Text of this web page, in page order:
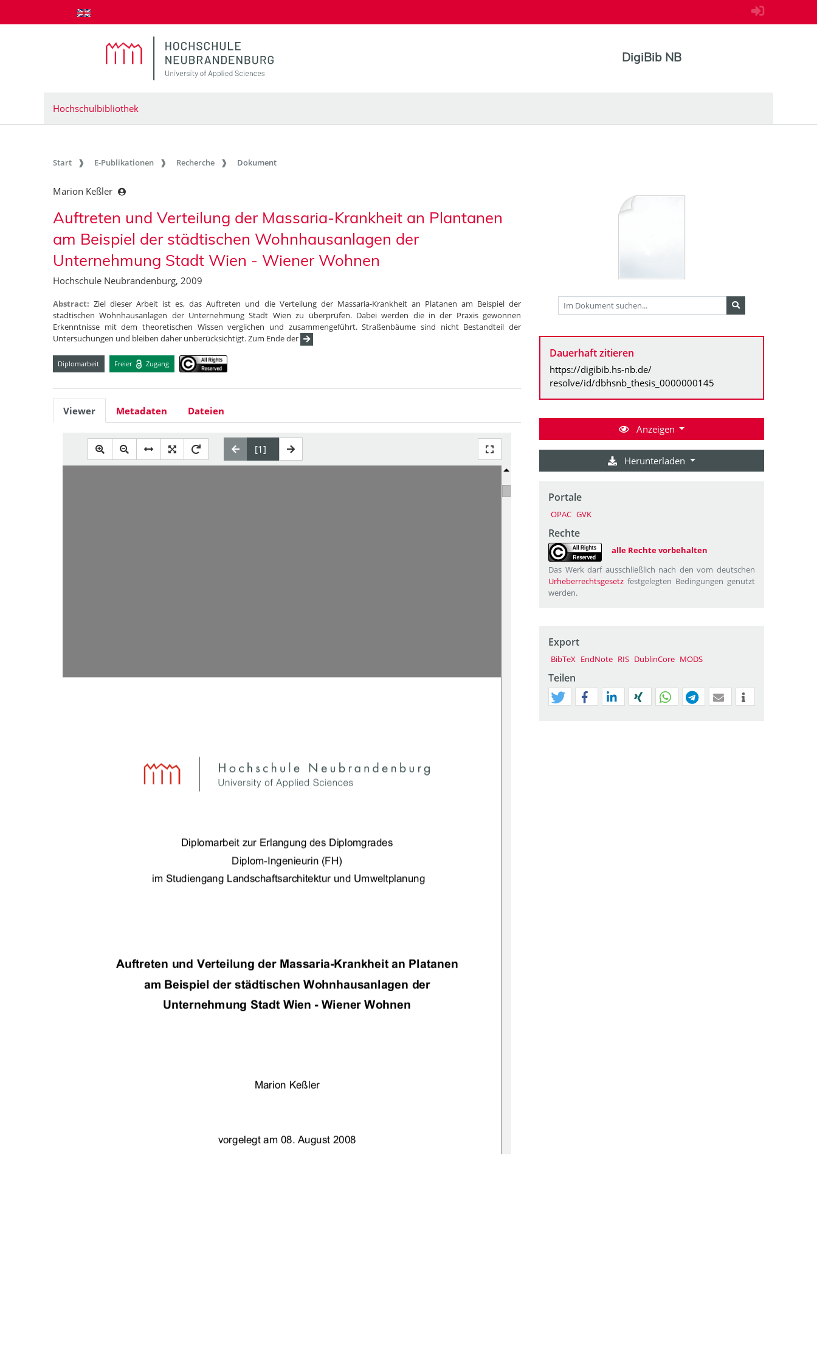
zum Inhalt springen
DigiBib NB
Hochschulbibliothek
Start E-Publikationen Recherche Dokument
Marion Keßler
Auftreten und Verteilung der Massaria-Krankheit an Plantanen
am Beispiel der städtischen Wohnhausanlagen der
Unternehmung Stadt Wien - Wiener Wohnen
Hochschule Neubrandenburg, 2009
Abstract:Ziel dieser Arbeit ist es, das Auftreten und die Verteilung der Massaria-Krankheit an Platanen am Beispiel der
städtischen Wohnhausanlagen der Unternehmung Stadt Wien zu überprüfen. Dabei werden die in der Praxis gewonnen
Erkenntnisse mit dem theoretischen Wissen verglichen und zusammengeführt. Straßenbäume sind nicht Bestandteil der
Untersuchungen und bleiben daher unberücksichtigt. Zum Ende der
Diplomarbeit Freier Zugang
Viewer Metadaten Dateien
Diplomarbeit zur Erlangung des Diplomgrades
Diplom-Ingenieurin (FH)
im Studiengang Landschaftsarchitektur und Umweltplanung
Auftreten und Verteilung der Massaria-Krankheit an Platanen
am Beispiel der städtischen Wohnhausanlagen der
Unternehmung Stadt Wien - Wiener Wohnen
Marion Keßler
vorgelegt am 08. August 2008
Dauerhaft zitieren
https://digibib.hs-nb.de/
resolve/id/dbhsnb_thesis_0000000145
Anzeigen
Herunterladen
Portale
OPAC GVK
Rechte
alle Rechte vorbehalten
Das Werk darf ausschließlich nach den vom deutschen
Urheberrechtsgesetz festgelegten Bedingungen genutzt
werden.
Export
BibTeX EndNote RIS DublinCore MODS
Teilen